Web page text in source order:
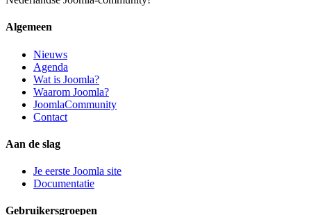
Algemeen
Nieuws
Agenda
Wat is Joomla?
Waarom Joomla?
JoomlaCommunity
Contact
Aan de slag
Je eerste Joomla site
Documentatie
Gebruikersgroepen